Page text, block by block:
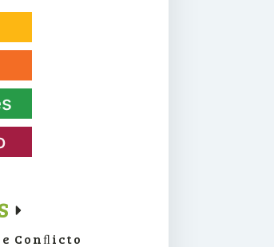
Conﬂicto